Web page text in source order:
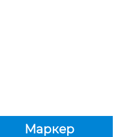
Маркер